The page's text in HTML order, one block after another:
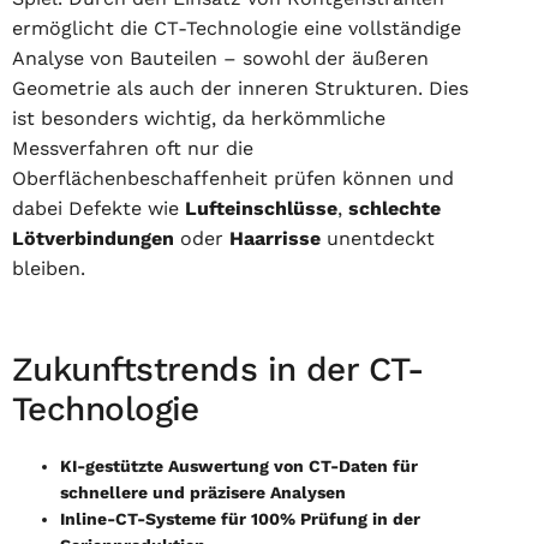
ermöglicht die CT-Technologie eine vollständige
Analyse von Bauteilen – sowohl der äußeren
Geometrie als auch der inneren Strukturen. Dies
ist besonders wichtig, da herkömmliche
Messverfahren oft nur die
Oberflächenbeschaffenheit prüfen können und
dabei Defekte wie Lufteinschlüsse, schlechte
Lötverbindungen oder Haarrisse unentdeckt
bleiben.
Zukunftstrends in der CT-
Technologie
KI-gestützte Auswertung von CT-Daten für
schnellere und präzisere Analysen
Inline-CT-Systeme für 100% Prüfung in der